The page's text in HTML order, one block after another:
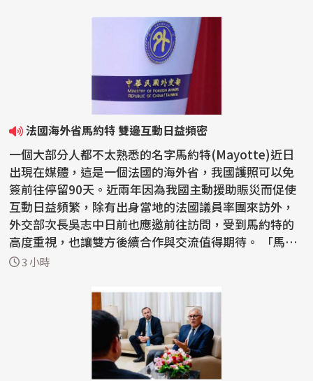
法國海外省馬約特 雙邊互動日益頻密
一個大部分人都不太熟悉的名字馬約特(Mayotte)近日
出現在媒體，這是一個法國的海外省，我國護照可以免
簽前往停留90天。近兩年因為我國主動援助賑災而促使
互動日益頻繁，除有出身當地的法國議員率團來訪外，
外交部次長吳志中日前也應邀前往訪問，受到馬約特的
高度重視，也讓雙方後續合作與交流值得期待。 「馬約
特島...
3 小時